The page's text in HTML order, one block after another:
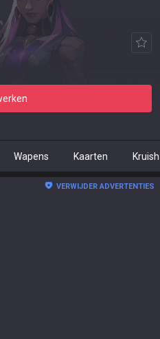
Wapens Kaarten
VERWIJDER ADVERTENTIES